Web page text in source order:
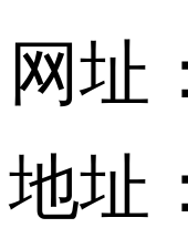
网址
地址